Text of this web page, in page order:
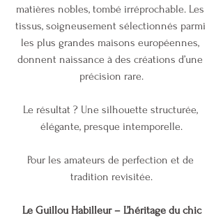
matières nobles, tombé irréprochable. Les
tissus, soigneusement sélectionnés parmi
les plus grandes maisons européennes,
donnent naissance à des créations d’une
précision rare.
Le résultat ? Une silhouette structurée,
élégante, presque intemporelle.
Pour les amateurs de perfection et de
tradition revisitée.